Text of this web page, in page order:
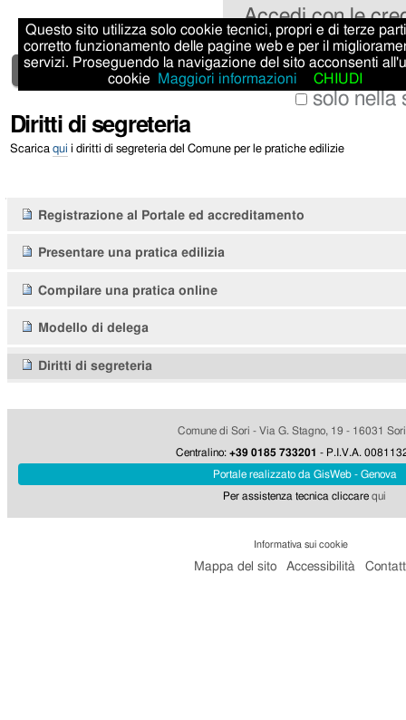
Salta
ai
contenuti.
Salta
alla
Strumenti
personali
Accedi con le
Cerca nel sito
solo nella
avanzata…
Sezioni
Home Istruzioni
Diritti di segreteria
Scarica qui i diritti di segreteria del Comune per le pratiche edilizie
Registrazione al Portale ed accreditamento
Presentare una pratica edilizia
Compilare una pratica online
Modello di delega
Diritti di segreteria
Comune di Sori - Via G. Stagno, 19 - 16031
Centralino: +39 0185 733201 - P.I.V.A.
Portale realizzato da GisWeb - Genova
Per assistenza tecnica cliccare qui
Informativa sui cookie
Mappa del sito Accessibilità
Questo sito utilizza solo cookie tecnici, propri e di terze
corretto funzionamento delle pagine web e per il
servizi. Proseguendo la navigazione del sito acconsenti
cookie
Maggiori informazioni CHIUDI